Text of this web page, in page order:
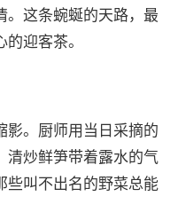
。这条蜿蜒的天路，最
迎客茶。
影。厨师用当日采摘的
清炒鲜笋带着露水的气
些叫不出名的野菜总能